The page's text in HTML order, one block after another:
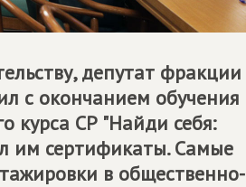
депутат фракции
с окончанием обучения
курса СР "Найди себя:
им сертификаты. Самые
в общественно-